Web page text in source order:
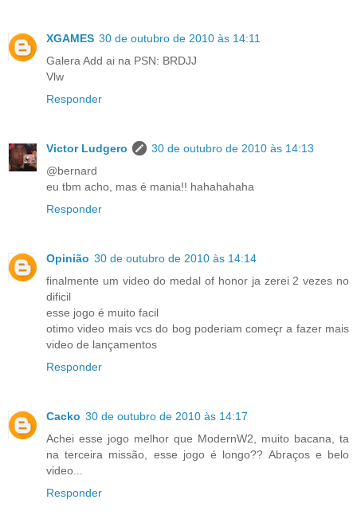
XGAMES 30 de outubro de 2010 às 14:11
Galera Add ai na PSN: BRDJJ
Vlw
Responder
Victor Ludgero
30 de outubro de 2010 às 14:13
@bernard
eu tbm acho, mas é mania!! hahahahaha
Responder
Opinião 30 de outubro de 2010 às 14:14
finalmente um video do medal of honor ja zerei 2 vezes no
dificil
esse jogo é muito facil
otimo video mais vcs do bog poderiam começr a fazer mais
video de lançamentos
Responder
Cacko 30 de outubro de 2010 às 14:17
Achei esse jogo melhor que ModernW2, muito bacana, ta
na terceira missão, esse jogo é longo?? Abraços e belo
video...
Responder